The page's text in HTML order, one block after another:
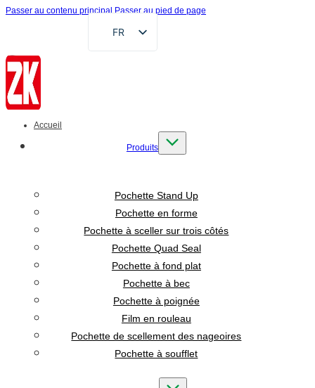
Passer au contenu principal Passer au pied de page
FR
EN
ID
Accueil
Produits
Pochette Stand Up
Pochette en forme
Pochette à sceller sur trois côtés
Pochette Quad Seal
Pochette à fond plat
Pochette à bec
Pochette à poignée
Film en rouleau
Pochette de scellement des nageoires
Pochette à soufflet